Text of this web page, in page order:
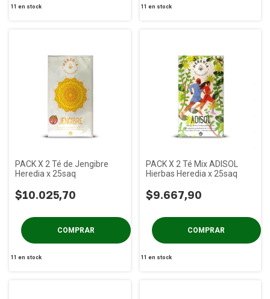
11 en stock 11 en stock
PACK X 2 Té de Jengibre
Heredia x 25saq
$10.025,70
11 en stock
PACK X 2 Té Mix ADISOL
Hierbas Heredia x 25saq
$9.667,90
11 en stock